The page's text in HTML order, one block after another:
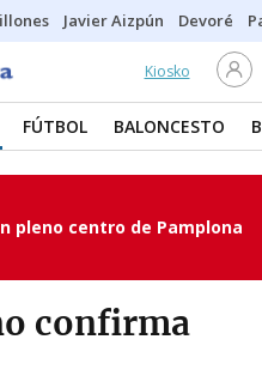
Javier Aizpún Devoré
Kiosko
FÚTBOL BALONCESTO
pleno centro de Pamplona
confirma